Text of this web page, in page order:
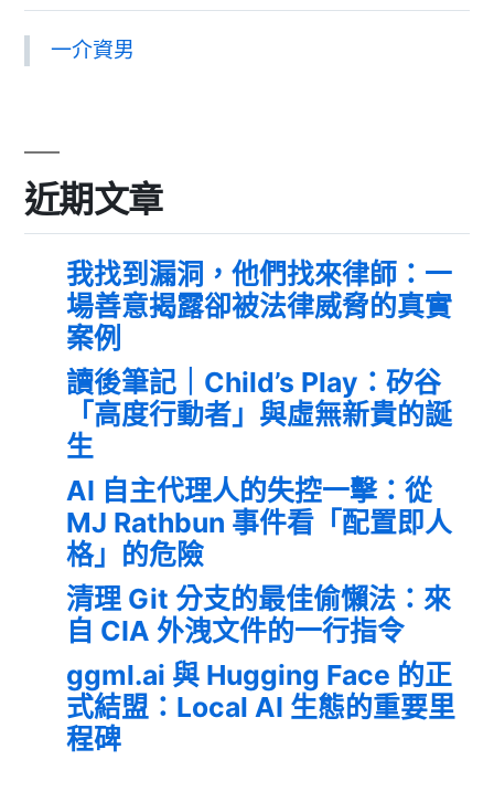
一介資男
近期文章
我找到漏洞，他們找來律師：一
場善意揭露卻被法律威脅的真實
案例
讀後筆記｜Child’s Play：矽谷
「高度行動者」與虛無新貴的誕
生
AI 自主代理人的失控一擊：從
MJ Rathbun 事件看「配置即人
格」的危險
清理 Git 分支的最佳偷懶法：來
自 CIA 外洩文件的一行指令
ggml.ai 與 Hugging Face 的正
式結盟：Local AI 生態的重要里
程碑